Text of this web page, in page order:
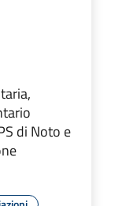
di Noto e